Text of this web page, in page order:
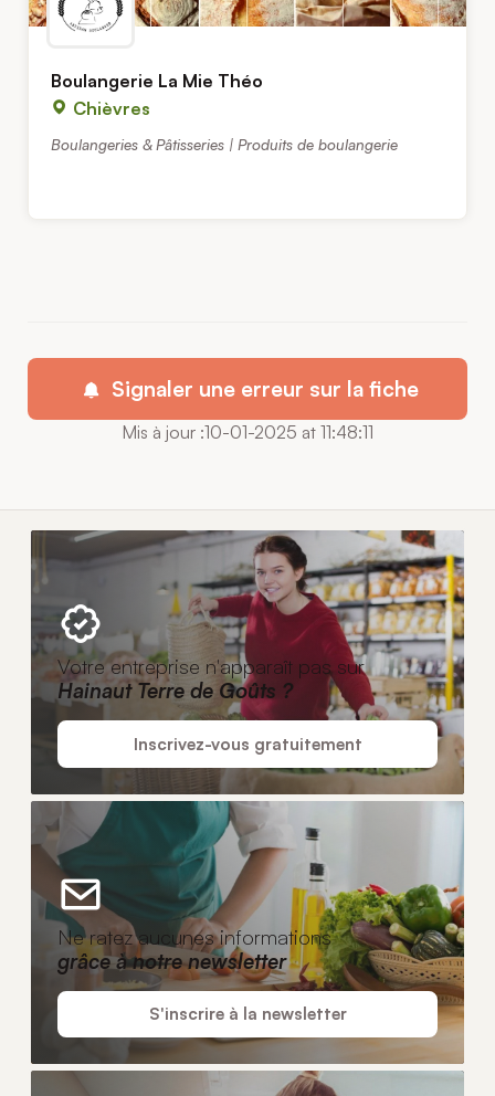
Boulangerie La Mie Théo
Chièvres
Boulangeries & Pâtisseries | Produits de boulangerie
Signaler une erreur sur la fiche
Mis à jour :10-01-2025 at 11:48:11
Votre entreprise n'apparaît pas sur
Hainaut Terre de Goûts ?
Inscrivez-vous gratuitement
Ne ratez aucunes informations
grâce à notre newsletter
S'inscrire à la newsletter